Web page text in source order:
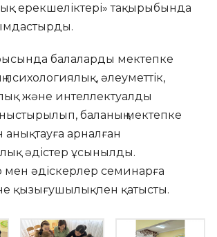
ерекшеліктері» тақырыбында
балаларды мектепке
әлеуметтік,
және интеллектуалды
баланың мектепке
арналған
әдістер ұсынылды.
мен әдіскерлер семинарға
қызығушылықпен қатысты.